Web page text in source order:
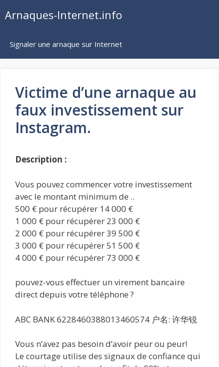
auArnaques-Internet.info
Signaler une arnaque sur Internet
Victime d’une arnaque au
faux investissement sur
Instagram.
Description :
Vous pouvez commencer votre investissement
avec le montant minimum de ..
500 € pour récupérer 14 000 €
1 000 € pour récupérer 23 000 €
2 000 € pour récupérer 39 500 €
3 000 € pour récupérer 51 500 €
4 000 € pour récupérer 73 000 €
pouvez-vous effectuer un virement bancaire
direct depuis votre téléphone ?
ABC BANK 6228460388013460574 户名: 许华锐
Vous n’avez pas besoin d’avoir peur ou peur!
Le courtage utilise des signaux de confiance qui